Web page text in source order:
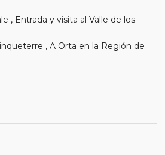
, Entrada y visita al Valle de los
, A Orta en la Región de